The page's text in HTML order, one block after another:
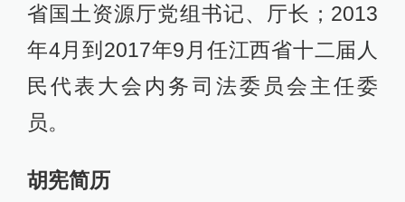
省国土资源厅党组书记、厅长；2013
年4月到2017年9月任江西省十二届人
民代表大会内务司法委员会主任委
员。
胡宪简历